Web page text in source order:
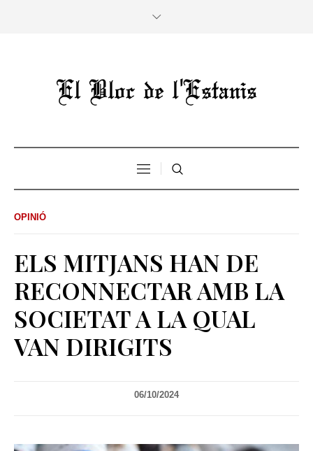
OPINIÓ
ELS MITJANS HAN DE
RECONNECTAR AMB LA
SOCIETAT A LA QUAL
VAN DIRIGITS
06/10/2024